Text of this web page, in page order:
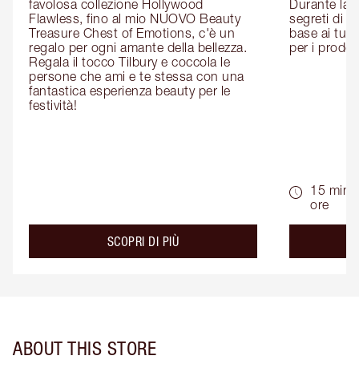
favolosa collezione Hollywood
Flawless, fino al mio NUOVO Beauty
Treasure Chest of Emotions, c'è un
regalo per ogni amante della bellezza.
Regala il tocco Tilbury e coccola le
persone che ami e te stessa con una
fantastica esperienza beauty per le
festività!
SCOPRI DI PIÙabout the
Durante la
segreti di
base ai
per i
15 min
ore
ABOUT THIS STORE